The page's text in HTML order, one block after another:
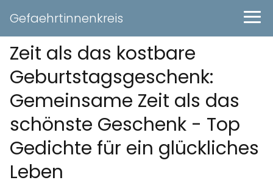
Gefaehrtinnenkreis
Zeit als das kostbare
Geburtstagsgeschenk:
Gemeinsame Zeit als das
schönste Geschenk - Top
Gedichte für ein glückliches
Leben